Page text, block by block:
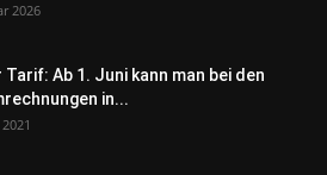
2026
Tarif: Ab 1. Juni kann man bei den
in...